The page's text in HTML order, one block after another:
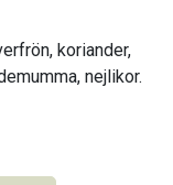
koriander,
nejlikor.